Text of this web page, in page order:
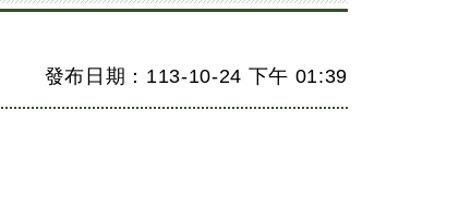
發布日期：113-10-24 下午 01:39